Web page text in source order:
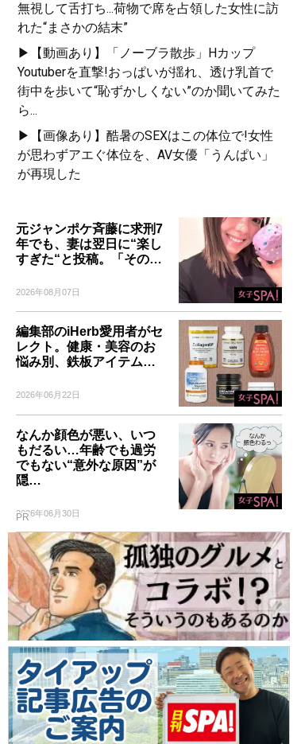
無視して舌打ち...荷物で席を占領した女性に訪
れた“まさかの結末”
▶【動画あり】「ノーブラ散歩」Hカップ
Youtuberを直撃!おっぱいが揺れ、透け乳首で
街中を歩いて“恥ずかしくない”のか聞いてみた
ら...
▶【画像あり】酷暑のSEXはこの体位で!女性
が思わずアエぐ体位を、AV女優「うんぱい」
が再現した
元ジャンポケ斉藤に求刑7
年でも、妻は翌日に“楽し
すぎた“と投稿。「その…
2026年08月07日
編集部のiHerb愛用者がセ
レクト。健康・美容のお
悩み別、鉄板アイテム…
2026年06月22日
なんか顔色が悪い、いつ
もだるい…年齢でも過労
でもない“意外な原因”が
隠…
2026年06月30日
PR